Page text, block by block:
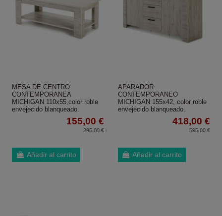
MESA DE CENTRO
CONTEMPORANEA
MICHIGAN 110x55,color roble
envejecido blanqueado.
155,00 €
295,00 €
Añadir al carrito
APARADOR
CONTEMPORANEO
MICHIGAN 155x42, color roble
envejecido blanqueado.
418,00 €
595,00 €
Añadir al carrito